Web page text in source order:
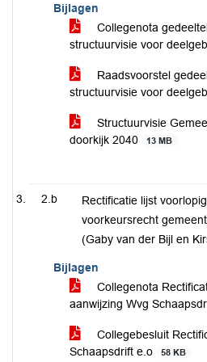
Bijlagen
Collegenota
structuurvisie voor
Raadsvoorstel
structuurvisie voor
Structuurvisie
doorkijk 2040
13 MB
2.b
Rectificatie lijst
voorkeursrecht
(Gaby van der Bijl en
Bijlagen
Collegenota
aanwijzing Wvg
Collegebesluit
Schaapsdrift e.o
58 KB